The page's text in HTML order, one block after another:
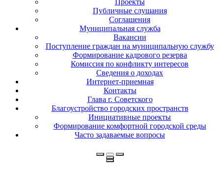
Проекты
Публичные слушания
Соглашения
Муниципальная служба
Вакансии
Поступление граждан на муниципальную службу
Формирование кадрового резерва
Комиссия по конфликту интересов
Сведения о доходах
Интернет-приемная
Контакты
Глава г. Советского
Благоустройство городских пространств
Инициативные проекты
Формирование комфортной городской среды
Часто задаваемые вопросы